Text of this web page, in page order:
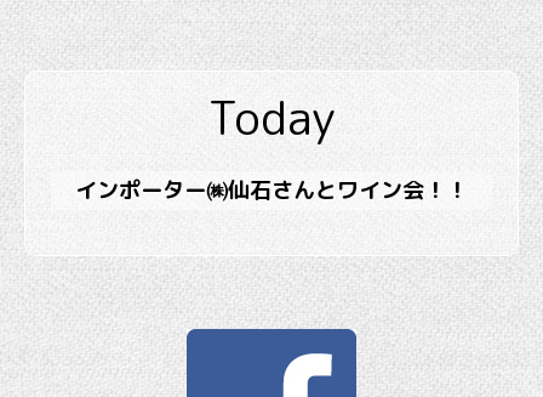
Today
インポーター㈱仙石さんとワイン会！！